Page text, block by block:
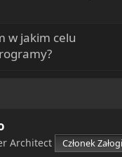
w jakim celu
Architect Członek Załogi